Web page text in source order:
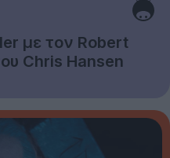
με τον Robert
Chris Hansen